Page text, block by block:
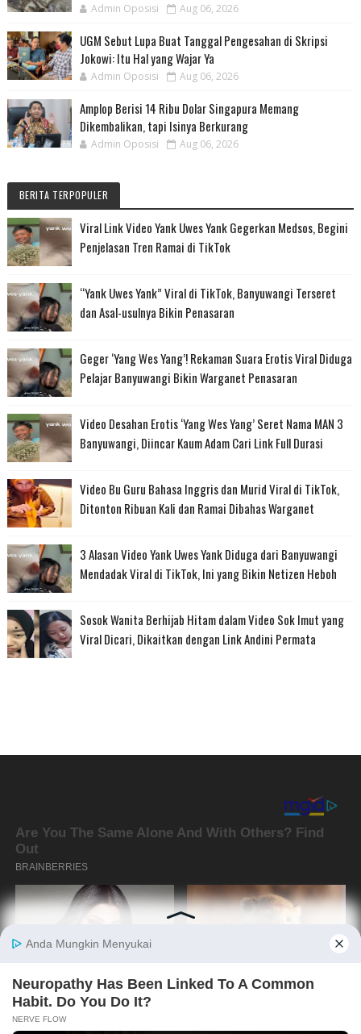
Admin Oposisi Aug 06, 2026
UGM Sebut Lupa Buat Tanggal Pengesahan di Skripsi
Jokowi: Itu Hal yang Wajar Ya
Admin Oposisi Aug 06, 2026
Amplop Berisi 14 Ribu Dolar Singapura Memang
Dikembalikan, tapi Isinya Berkurang
Admin Oposisi Aug 06, 2026
BERITA TERPOPULER
Viral Link Video Yank Uwes Yank Gegerkan Medsos, Begini
Penjelasan Tren Ramai di TikTok
“Yank Uwes Yank” Viral di TikTok, Banyuwangi Terseret
dan Asal-usulnya Bikin Penasaran
Geger ‘Yang Wes Yang’! Rekaman Suara Erotis Viral Diduga
Pelajar Banyuwangi Bikin Warganet Penasaran
Video Desahan Erotis ‘Yang Wes Yang’ Seret Nama MAN 3
Banyuwangi, Diincar Kaum Adam Cari Link Full Durasi
Video Bu Guru Bahasa Inggris dan Murid Viral di TikTok,
Ditonton Ribuan Kali dan Ramai Dibahas Warganet
3 Alasan Video Yank Uwes Yank Diduga dari Banyuwangi
Mendadak Viral di TikTok, Ini yang Bikin Netizen Heboh
Sosok Wanita Berhijab Hitam dalam Video Sok Imut yang
Viral Dicari, Dikaitkan dengan Link Andini Permata